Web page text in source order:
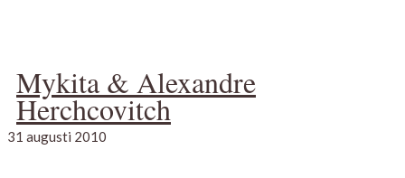
Mykita & Alexandre
Herchcovitch
31 augusti 2010